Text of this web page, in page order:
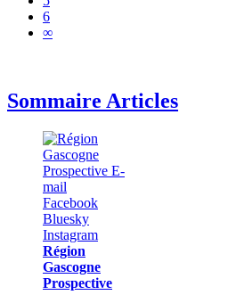
6
∞
Sommaire Articles
Région
Gascogne
Prospective